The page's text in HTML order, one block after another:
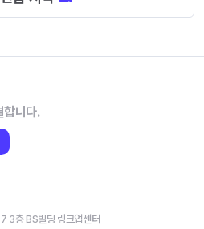
니다.
3층 BS빌딩 링크업센터